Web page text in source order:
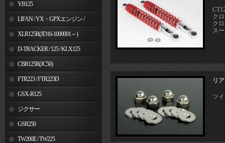
YB125
LIFAN / YX・GPXエンジン /
JinchengXLR125R(JD16-1000001～)
D-TRACKER / 125 / KLX125
CBR125R(JC50)
FTR223 / FTR223D
GSX-R125
ジクサー
GSR250
TW200E / TW225
ク
ク
ス
リ
ツ